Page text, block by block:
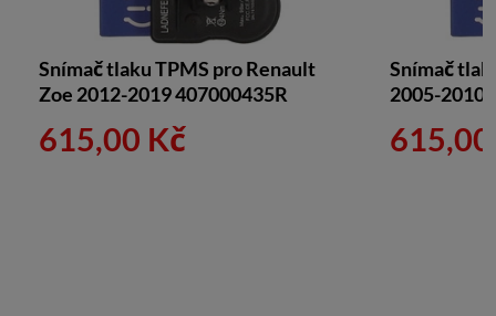
Snímač tlaku TPMS pro Renault
Zoe 2012-2019 407000435R
615,00 Kč
Snímač
2005-2010